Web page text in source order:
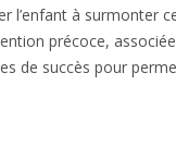
l’enfant à surmonter
précoce,
de succès pour